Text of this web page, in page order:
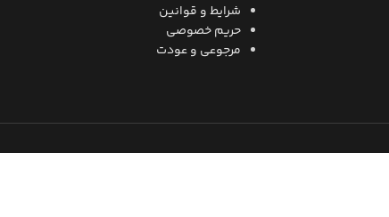
شرایط و قوانین
حریم خصوصی
مرجوعی و عودت